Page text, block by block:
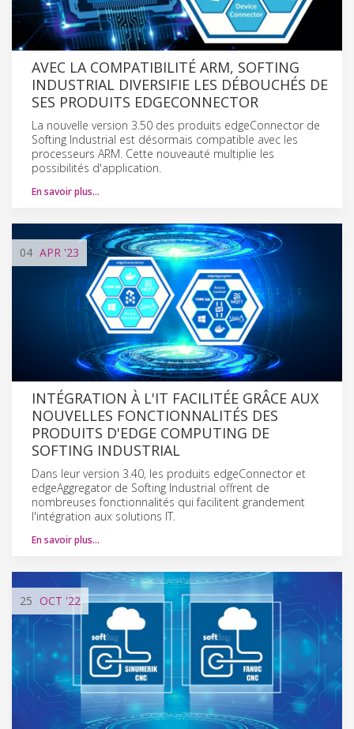
AVEC LA COMPATIBILITÉ ARM, SOFTING
INDUSTRIAL DIVERSIFIE LES DÉBOUCHÉS DE
SES PRODUITS EDGECONNECTOR
La nouvelle version 3.50 des produits edgeConnector de
Softing Industrial est désormais compatible avec les
processeurs ARM. Cette nouveauté multiplie les
possibilités d'application.
En savoir plus…
04 APR '23
INTÉGRATION À L'IT FACILITÉE GRÂCE AUX
NOUVELLES FONCTIONNALITÉS DES
PRODUITS D'EDGE COMPUTING DE
SOFTING INDUSTRIAL
Dans leur version 3.40, les produits edgeConnector et
edgeAggregator de Softing Industrial offrent de
nombreuses fonctionnalités qui facilitent grandement
l'intégration aux solutions IT.
En savoir plus…
25 OCT '22